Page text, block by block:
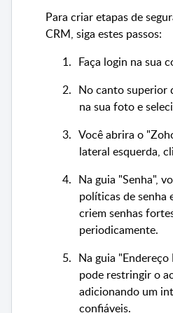
Para criar etapas de
CRM, siga estes passos:
1. Faça login na sua
2. No canto superior
na sua foto e
3. Você abrira o
lateral esquerda,
4. Na guia "Senha",
políticas de senha
criem senhas
periodicamente.
5. Na guia
pode restringir o
adicionando um
confiáveis.